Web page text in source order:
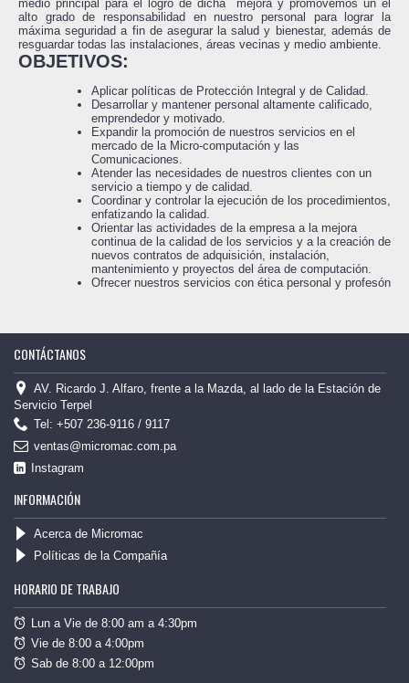
medio principal para el logro de dicha mejora y promovemos un el
alto grado de responsabilidad en nuestro personal para lograr la
máxima seguridad a fin de asegurar la salud y bienestar, además de
resguardar todas las instalaciones, áreas vecinas y medio ambiente.
OBJETIVOS:
Aplicar políticas de Protección Integral y de Calidad.
Desarrollar y mantener personal altamente calificado,
emprendedor y motivado.
Expandir la promoción de nuestros servicios en el
mercado de la Micro-computación y las
Comunicaciones.
Atender las necesidades de nuestros clientes con un
servicio a tiempo y de calidad.
Coordinar y controlar la ejecución de los procedimientos,
enfatizando la calidad.
Orientar las actividades de la empresa a la mejora
continua de la calidad de los servicios y a la creación de
nuevos contratos de adquisición, instalación,
mantenimiento y proyectos del área de computación.
Ofrecer nuestros servicios con ética personal y profesón
CONTÁCTANOS
AV. Ricardo J. Alfaro, frente a la Mazda, al lado de la Estación de
Servicio Terpel
Tel: +507 236-9116 / 9117
ventas@micromac.com.pa
Instagram
INFORMACIÓN
Acerca de Micromac
Políticas de la Compañía
HORARIO DE TRABAJO
Lun a Vie de 8:00 am a 4:30pm
Vie de 8:00 a 4:00pm
Sab de 8:00 a 12:00pm